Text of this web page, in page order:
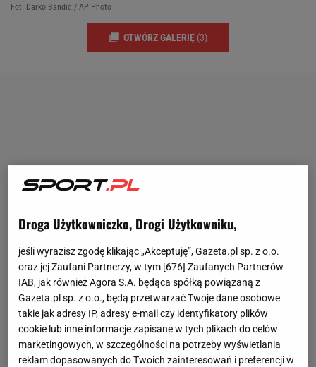
Fot. Darko Bandic / AP Photo
OTWÓRZ GALERIĘ (3)
Droga Użytkowniczko, Drogi Użytkowniku,
jeśli wyrazisz zgodę klikając „Akceptuję”, Gazeta.pl sp. z o.o.
oraz jej Zaufani Partnerzy, w tym [676] Zaufanych Partnerów
IAB, jak również Agora S.A. będąca spółką powiązaną z
Gazeta.pl sp. z o.o., będą przetwarzać Twoje dane osobowe
takie jak adresy IP, adresy e-mail czy identyfikatory plików
cookie lub inne informacje zapisane w tych plikach do celów
marketingowych, w szczególności na potrzeby wyświetlania
reklam dopasowanych do Twoich zainteresowań i preferencji w